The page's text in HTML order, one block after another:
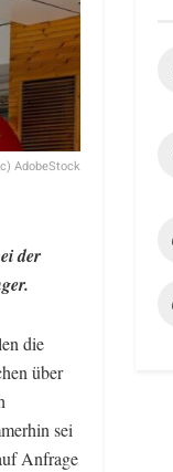
AdobeStock
der
die
über
sei
Anfrage